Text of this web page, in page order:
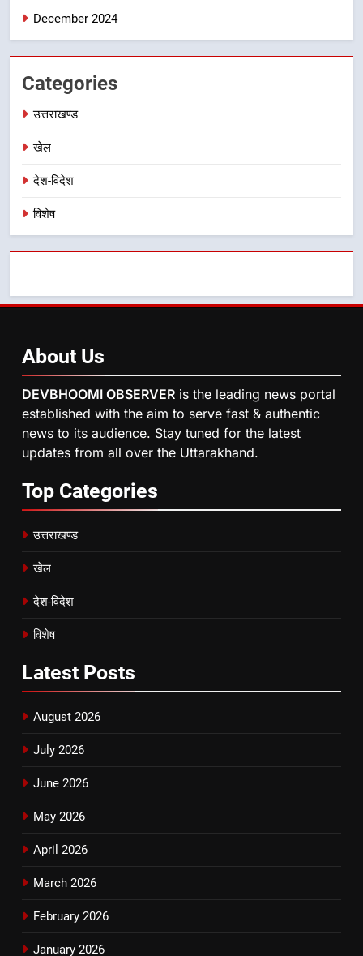
December 2024
Categories
उत्तराखण्ड
खेल
देश-विदेश
विशेष
About Us
DEVBHOOMI OBSERVER is the leading news portal
established with the aim to serve fast & authentic
news to its audience. Stay tuned for the latest
updates from all over the Uttarakhand.
Top Categories
उत्तराखण्ड
खेल
देश-विदेश
विशेष
Latest Posts
August 2026
July 2026
June 2026
May 2026
April 2026
March 2026
February 2026
January 2026